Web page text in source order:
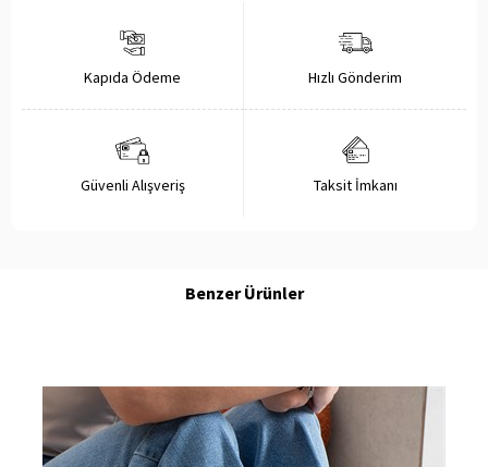
Kapıda Ödeme Hızlı Gönderim
Güvenli Alışveriş Taksit İmkanı
Benzer Ürünler